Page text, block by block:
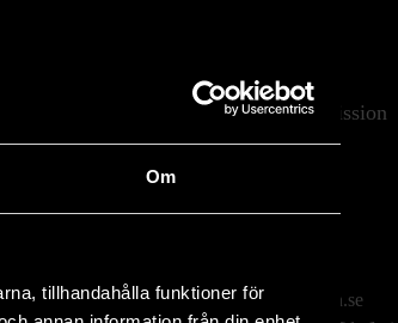
Om
tillhandahålla funktioner för
Stockholms Stadsmission
Huvudkontor:
Hesselmans Torg 14
info[at]stadsmissionen.se